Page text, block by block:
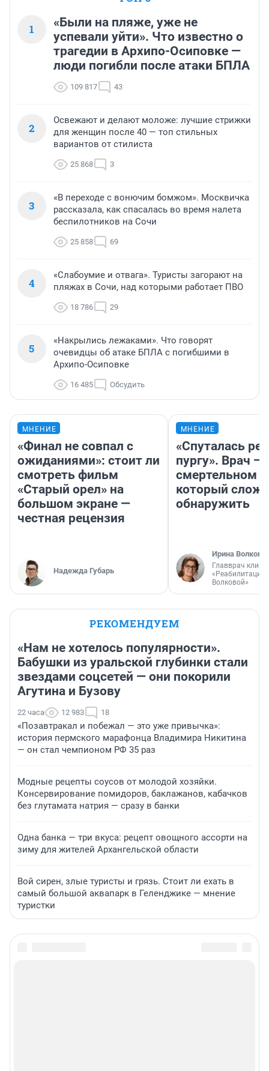
1
«Были на пляже, уже не
успевали уйти». Что известно о
трагедии в Архипо-Осиповке —
люди погибли после атаки БПЛА
109 817 43
2
Освежают и делают моложе: лучшие стрижки
для женщин после 40 — топ стильных
вариантов от стилиста
25 868 3
3
«В переходе с вонючим бомжом». Москвичка
рассказала, как спасалась во время налета
беспилотников на Сочи
25 858 69
4
«Слабоумие и отвага». Туристы загорают на
пляжах в Сочи, над которыми работает ПВО
18 786 29
5
«Накрылись лежаками». Что говорят
очевидцы об атаке БПЛА с погибшими в
Архипо-Осиповке
16 485 Обсудить
МНЕНИЕ
«Финал не совпал с
ожиданиями»: стоит ли
смотреть фильм
«Старый орел» на
большом экране —
честная рецензия
Надежда Губарь
МНЕНИЕ
«Спуталась
пургу». Врач —
смертельном
который
обнаружить
Ирина Волкова
Главврач
«Реабилитация
Волковой»
РЕКОМЕНДУЕМ
«Нам не хотелось популярности».
Бабушки из уральской глубинки стали
звездами соцсетей — они покорили
Агутина и Бузову
22 часа 12 983 18
«Позавтракал и побежал — это уже привычка»:
история пермского марафонца Владимира Никитина
— он стал чемпионом РФ 35 раз
Модные рецепты соусов от молодой хозяйки.
Консервирование помидоров, баклажанов, кабачков
без глутамата натрия — сразу в банки
Одна банка — три вкуса: рецепт овощного ассорти на
зиму для жителей Архангельской области
Вой сирен, злые туристы и грязь. Стоит ли ехать в
самый большой аквапарк в Геленджике — мнение
туристки